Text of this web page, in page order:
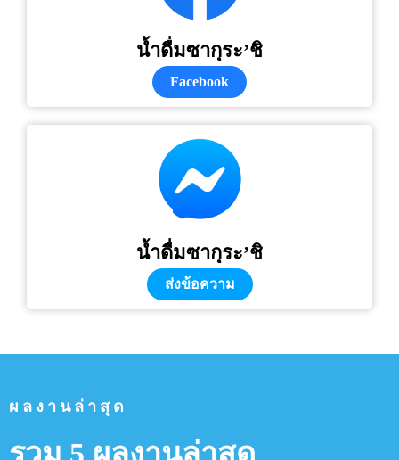
น้ำดื่มซากุระ’ชิ
Facebook
น้ำดื่มซากุระ’ชิ
ส่งข้อความ
ผลงานล่าสุด
รวม 5 ผลงานล่าสุด